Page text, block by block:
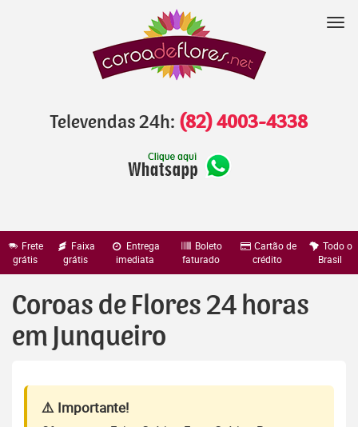
Televendas 24h: (82) 4003-4338
Frete
grátis
Faixa
grátis
Entrega
imediata
Boleto
faturado
Cartão de
crédito
Todo o
Brasil
Coroas de Flores 24 horas
em Junqueiro
⚠️ Importante!